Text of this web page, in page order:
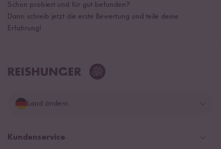
Schon probiert und für gut befunden?
Dann schreib jetzt die erste Bewertung und teile deine
Erfahrung!
Land ändern
Deutschland
Kundenservice